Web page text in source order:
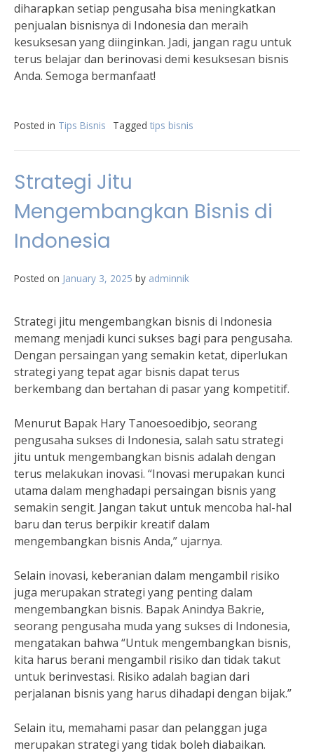
diharapkan setiap pengusaha bisa meningkatkan
penjualan bisnisnya di Indonesia dan meraih
kesuksesan yang diinginkan. Jadi, jangan ragu untuk
terus belajar dan berinovasi demi kesuksesan bisnis
Anda. Semoga bermanfaat!
Posted in Tips Bisnis Tagged tips bisnis
Strategi Jitu
Mengembangkan Bisnis di
Indonesia
Posted on January 3, 2025 by adminnik
Strategi jitu mengembangkan bisnis di Indonesia
memang menjadi kunci sukses bagi para pengusaha.
Dengan persaingan yang semakin ketat, diperlukan
strategi yang tepat agar bisnis dapat terus
berkembang dan bertahan di pasar yang kompetitif.
Menurut Bapak Hary Tanoesoedibjo, seorang
pengusaha sukses di Indonesia, salah satu strategi
jitu untuk mengembangkan bisnis adalah dengan
terus melakukan inovasi. “Inovasi merupakan kunci
utama dalam menghadapi persaingan bisnis yang
semakin sengit. Jangan takut untuk mencoba hal-hal
baru dan terus berpikir kreatif dalam
mengembangkan bisnis Anda,” ujarnya.
Selain inovasi, keberanian dalam mengambil risiko
juga merupakan strategi yang penting dalam
mengembangkan bisnis. Bapak Anindya Bakrie,
seorang pengusaha muda yang sukses di Indonesia,
mengatakan bahwa “Untuk mengembangkan bisnis,
kita harus berani mengambil risiko dan tidak takut
untuk berinvestasi. Risiko adalah bagian dari
perjalanan bisnis yang harus dihadapi dengan bijak.”
Selain itu, memahami pasar dan pelanggan juga
merupakan strategi yang tidak boleh diabaikan.